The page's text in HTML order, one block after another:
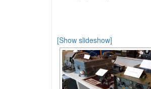
[Show slideshow]